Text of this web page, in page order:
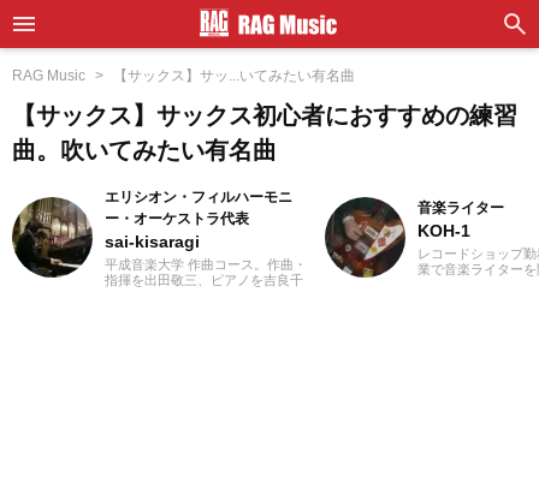
RAG Music 【サックス】サッ...いてみたい有名曲
【サックス】サックス初心者におすすめの練習
曲。吹いてみたい有名曲
エリシオン・フィルハーモニ
ー・オーケストラ代表
sai-kisaragi
平成音楽大学 作曲コース。作曲・
指揮を出田敬三、ピアノを吉良千
音楽ライター
KOH-1
レコードショップ
業で音楽ライター